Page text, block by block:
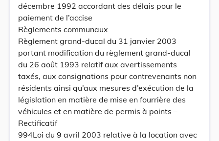
décembre 1992 accordant des délais pour le
paiement de l’accise
Règlements communaux
Règlement grand-ducal du 31 janvier 2003
portant modification du règlement grand-ducal
du 26 août 1993 relatif aux avertissements
taxés, aux consignations pour contrevenants non
résidents ainsi qu’aux mesures d’exécution de la
législation en matière de mise en fourrière des
véhicules et en matière de permis à points –
Rectificatif
994Loi du 9 avril 2003 relative à la location avec